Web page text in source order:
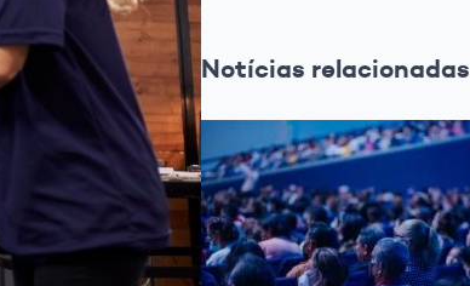
Notícias relacionadas